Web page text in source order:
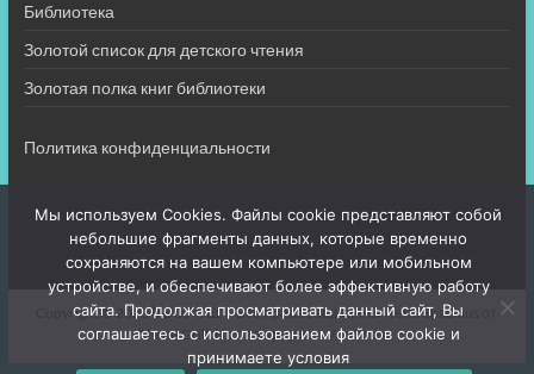
Библиотека
Золотой список для детского чтения
Золотая полка книг библиотеки
Политика конфиденциальности
Copyright © 2026МБОУ СШ 4. Все права защищены. ТемаSpacious
ThemeGrill. На платформе:WordPress.
Мы используем Cookies. Файлы cookie представляют собой
небольшие фрагменты данных, которые временно
сохраняются на вашем компьютере или мобильном
устройстве, и обеспечивают более эффективную работу
сайта. Продолжая просматривать данный сайт, Вы
соглашаетесь с использованием файлов cookie и
принимаете условия